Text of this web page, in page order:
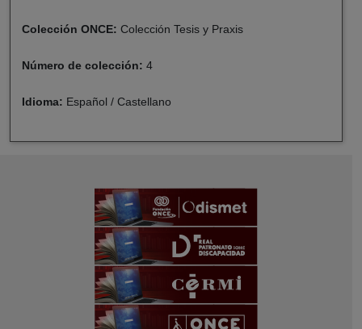
Colección ONCE: Colección Tesis y Praxis
Número de colección: 4
Idioma: Español / Castellano